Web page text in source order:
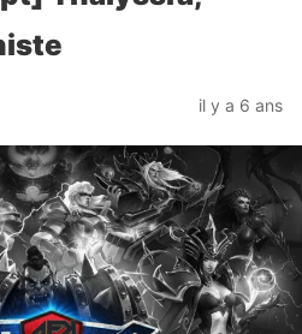
il y a 6 ans